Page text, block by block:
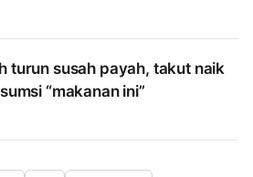
turun susah payah, takut naik
“makanan ini”